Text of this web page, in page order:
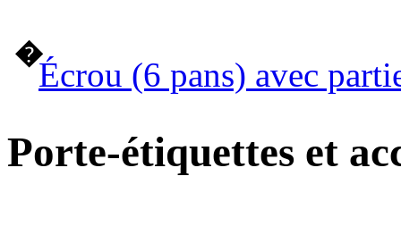
�
Écrou (6 pans) avec
Porte-étiquettes et